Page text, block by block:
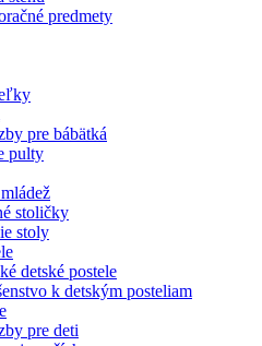
predmety
pre bábätká
pulty
stoličky
stoly
detské postele
k detským posteliam
pre deti